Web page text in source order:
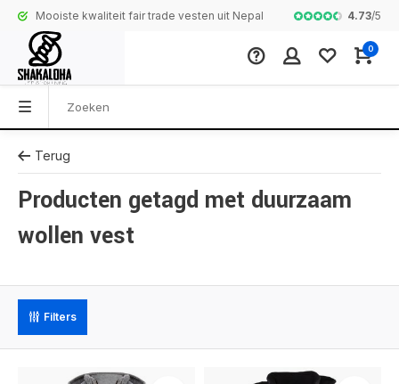
Mooiste kwaliteit fair trade vesten uit Nepal Complete
4.73/5
0
Terug
Producten getagd met duurzaam
wollen vest
Filters